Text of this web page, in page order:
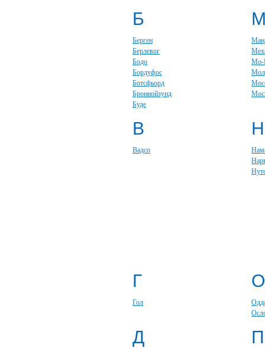
Б
Берген
Берлевог
Бодо
Бордуфос
Ботсфьорд
Броннойзунд
Буде
Мо-
В
Вадсо
Н
Г
Гол
О
Д П